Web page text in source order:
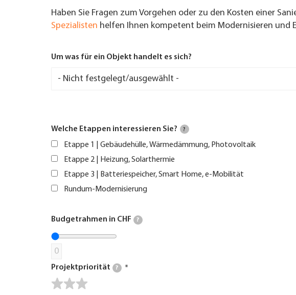
Haben Sie Fragen zum Vorgehen oder zu den Kosten einer
Spezialisten helfen Ihnen kompetent beim Modernisieren und
Um was für ein Objekt handelt es sich?
Welche Etappen interessieren Sie? ?
Etappe 1 | Gebäudehülle, Wärmedämmung, Photovoltaik
Etappe 2 | Heizung, Solarthermie
Etappe 3 | Batteriespeicher, Smart Home, e-Mobilität
Rundum-Modernisierung
Budgetrahmen in CHF ?
0
Projektpriorität ?